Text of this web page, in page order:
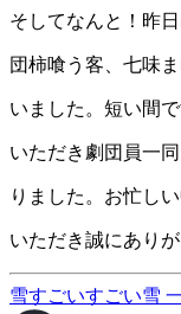
そしてなんと！昨
団柿喰う客、七味
いました。短い間
いただき劇団員一
りました。お忙し
いただき誠にあり
雪すごいすごい雪